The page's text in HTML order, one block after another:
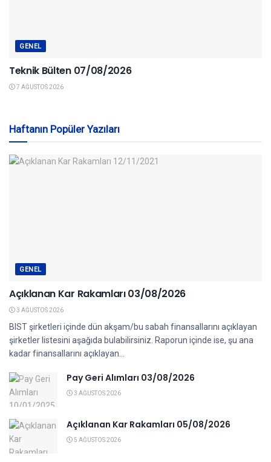
GENEL
Teknik Bülten 07/08/2026
7 AĞUSTOS 2026
Haftanın Popüler Yazıları
GENEL
Açıklanan Kar Rakamları 03/08/2026
3 AĞUSTOS 2026
BIST şirketleri içinde dün akşam/bu sabah finansallarını açıklayan
şirketler listesini aşağıda bulabilirsiniz. Raporun içinde ise, şu ana
kadar finansallarını açıklayan...
Pay Geri Alımları 03/08/2026
3 AĞUSTOS 2026
Açıklanan Kar Rakamları 05/08/2026
5 AĞUSTOS 2026